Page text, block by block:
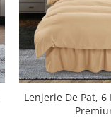
Lenjerie De Pat, 6